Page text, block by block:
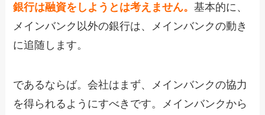
銀行は融資をしようとは考えません。基本的に、
メインバンク以外の銀行は、メインバンクの動き
に追随します。
であるならば。会社はまず、メインバンクの協力
を得られるようにすべきです。メインバンクから